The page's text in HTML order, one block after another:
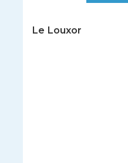
Le Louxor